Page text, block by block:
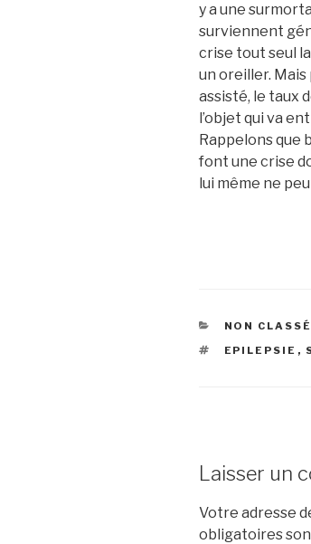
y a une
surviennent
crise tout seul
un oreiller. Mais
assisté, le taux
l’objet qui va
Rappelons que
font une crise
lui même ne
NON CLASSÉ
EPILEPSIE ,
Laisser un
Votre adresse
obligatoires